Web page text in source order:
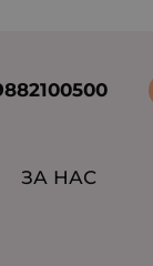
ЗА НАС